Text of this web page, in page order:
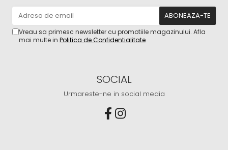
Vreau sa primesc newsletter cu promotiile magazinului. Afla
mai multe in Politica de Confidentialitate
SOCIAL
Urmareste-ne in social media